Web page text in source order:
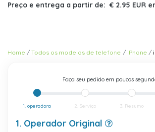
Preço e entrega a partir de: € 2.95 EUR
Home Todos os modelos de telefone iPhone
Faça seu pedido em poucos
1. operadora 2. Serviço 3. Resumo
1. Operador Original